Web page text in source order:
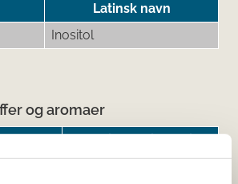
Latinsk navn
Inositol
og aromaer